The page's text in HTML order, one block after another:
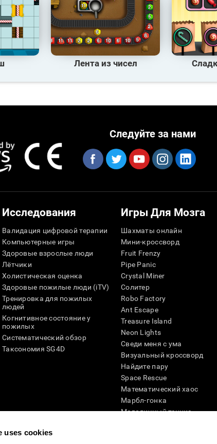
uses cookies
Лента из чисел
Следуйте за нами
Исследования
Валидация цифровой терапии
Компьютерные игры
Здоровые взрослые люди
Лётчики
Холистическая оценка
Здоровые пожилые люди (iTV)
Тренировка для пожилых
людей
Когнитивное состояние у
пожилых
Систематический обзор
Таксономия SG4D
Игры Для Мозга
Шахматы онлайн
Мини-кроссворд
Fruit Frenzy
Pipe Panic
Crystal Miner
Солитер
Robo Factory
Ant Escape
Treasure Island
Neon Lights
Сведи меня с ума
Визуальный кроссворд
Найдите пару
Space Rescue
Математический хаос
Марбл-гонка
Мелодичный теннис